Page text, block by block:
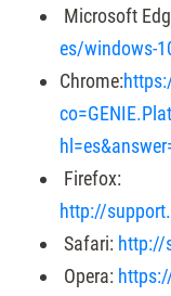
Microsoft
es/windows-
Chrome:
Firefox:
http://
Safari: http://
Opera: